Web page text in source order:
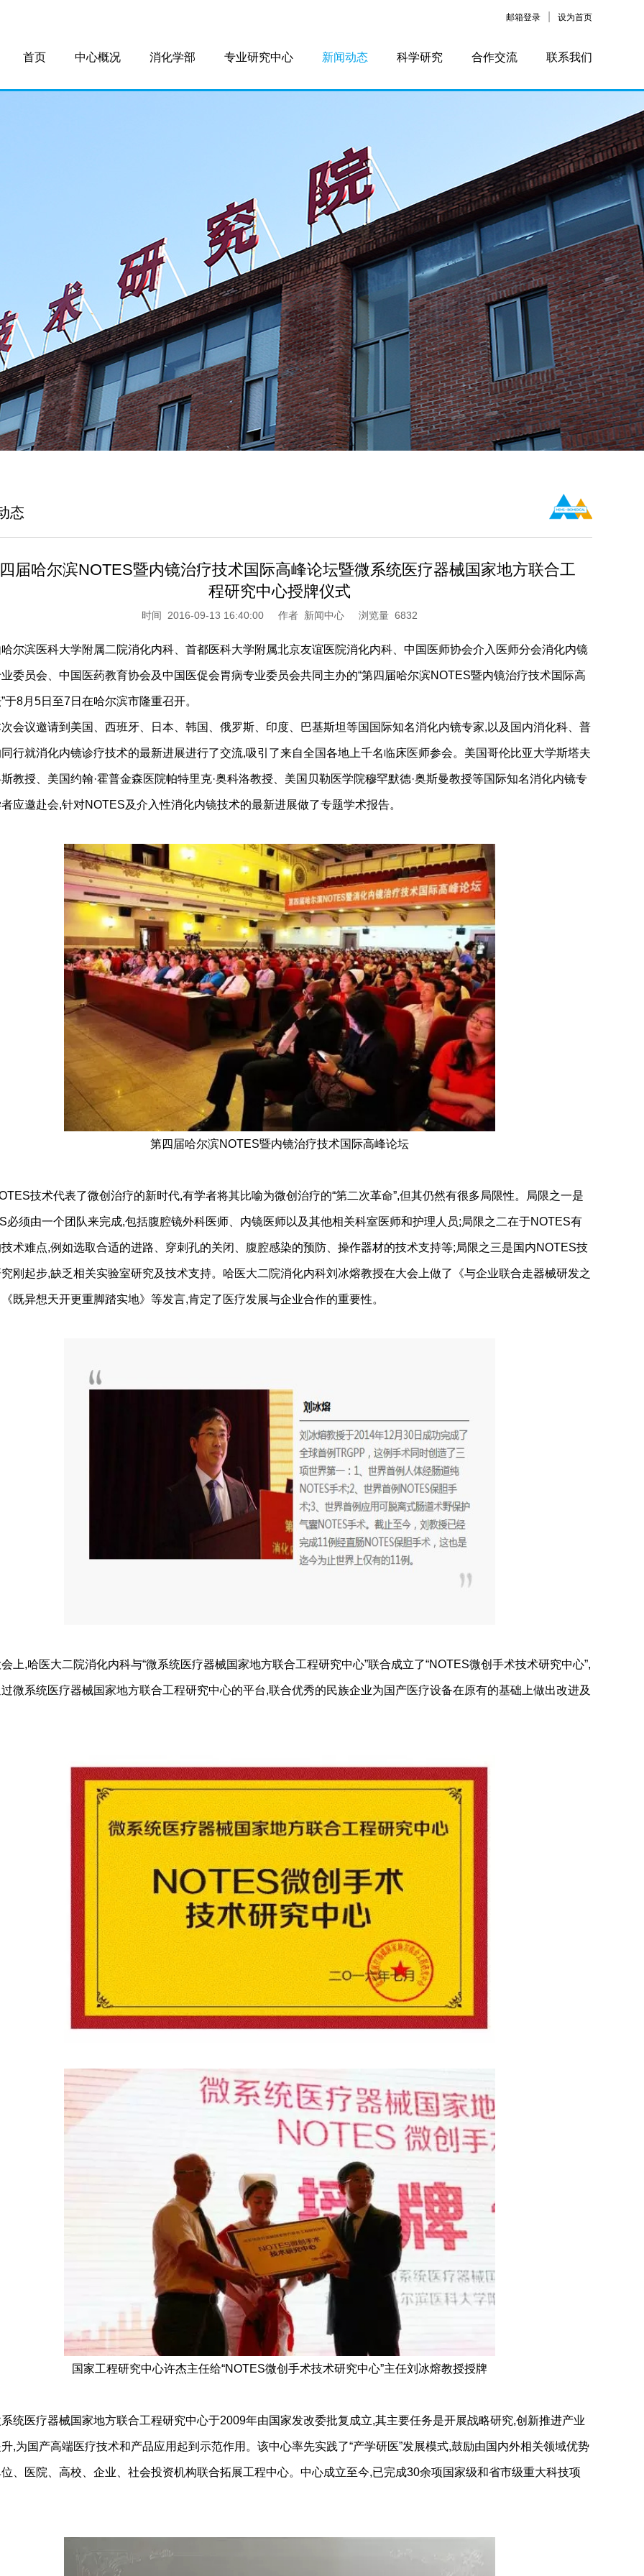
首页 中心概况 消化学部 专业研究中心 新闻动态 科学研究 合作交流 联系我们
邮箱登录 设为首页
态
届哈尔滨NOTES暨内镜治疗技术国际高峰论坛暨微系统医疗器械国家地方联合工
程研究中心授牌仪式
时间 2016-09-13 16:40:00 作者 新闻中心 浏览量 6832
尔滨医科大学附属二院消化内科、首都医科大学附属北京友谊医院消化内科、中国医师协会介入医师分会消化内镜
委员会、中国医药教育协会及中国医促会胃病专业委员会共同主办的“第四届哈尔滨NOTES暨内镜治疗技术国际高
于8月5日至7日在哈尔滨市隆重召开。
会议邀请到美国、西班牙、日本、韩国、俄罗斯、印度、巴基斯坦等国国际知名消化内镜专家,以及国内消化科、普
行就消化内镜诊疗技术的最新进展进行了交流,吸引了来自全国各地上千名临床医师参会。美国哥伦比亚大学斯塔夫
教授、美国约翰·霍普金森医院帕特里克·奥科洛教授、美国贝勒医学院穆罕默德·奥斯曼教授等国际知名消化内镜专
应邀赴会,针对NOTES及介入性消化内镜技术的最新进展做了专题学术报告。
第四届哈尔滨NOTES暨内镜治疗技术国际高峰论坛
技术代表了微创治疗的新时代,有学者将其比喻为微创治疗的“第二次革命”,但其仍然有很多局限性。局限之一是
必须由一个团队来完成,包括腹腔镜外科医师、内镜医师以及其他相关科室医师和护理人员;局限之二在于NOTES有
术难点,例如选取合适的进路、穿刺孔的关闭、腹腔感染的预防、操作器材的技术支持等;局限之三是国内NOTES技
刚起步,缺乏相关实验室研究及技术支持。哈医大二院消化内科刘冰熔教授在大会上做了《与企业联合走器械研发之
既异想天开更重脚踏实地》等发言,肯定了医疗发展与企业合作的重要性。
上,哈医大二院消化内科与“微系统医疗器械国家地方联合工程研究中心”联合成立了“NOTES微创手术技术研究中心”,
微系统医疗器械国家地方联合工程研究中心的平台,联合优秀的民族企业为国产医疗设备在原有的基础上做出改进及
国家工程研究中心许杰主任给“NOTES微创手术技术研究中心”主任刘冰熔教授授牌
统医疗器械国家地方联合工程研究中心于2009年由国家发改委批复成立,其主要任务是开展战略研究,创新推进产业
,为国产高端医疗技术和产品应用起到示范作用。该中心率先实践了“产学研医”发展模式,鼓励由国内外相关领域优势
、医院、高校、企业、社会投资机构联合拓展工程中心。中心成立至今,已完成30余项国家级和省市级重大科技项